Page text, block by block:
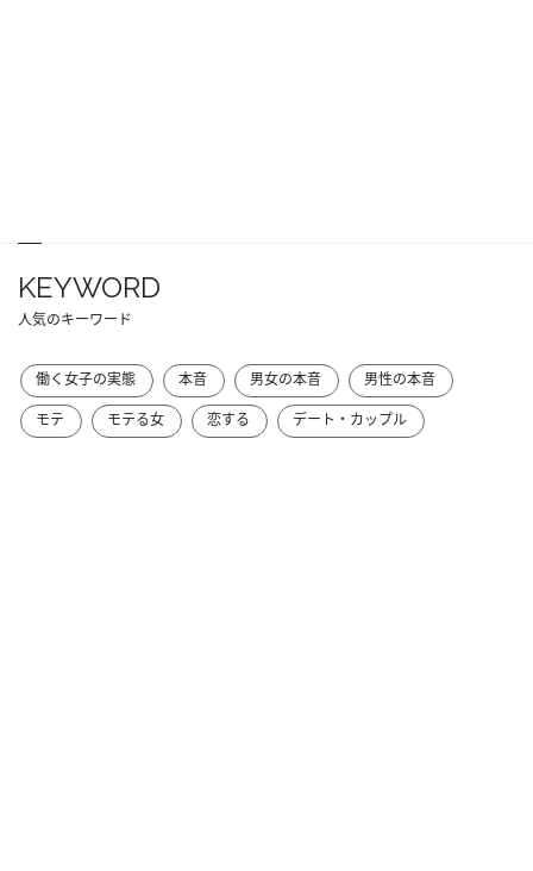
KEYWORD
人気のキーワード
働く女子の実態 本音 男女の本音
男性の本音
モテ
モテる女 恋する デート・カップル